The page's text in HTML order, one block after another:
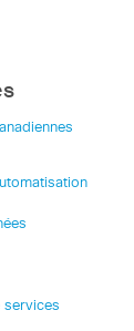
services